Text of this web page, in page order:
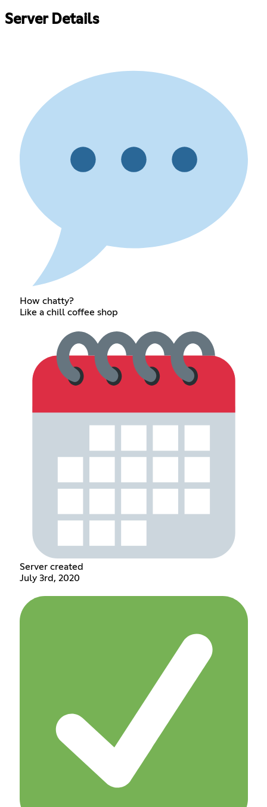
Server Details
How chatty?
Like a chill coffee shop
Server created
July 3rd, 2020